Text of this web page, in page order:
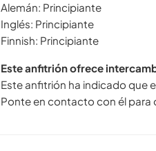
Alemán: Principiante
Inglés: Principiante
Finnish: Principiante
Este anfitrión ofrece
Este anfitrión ha indicado que
Ponte en contacto con él